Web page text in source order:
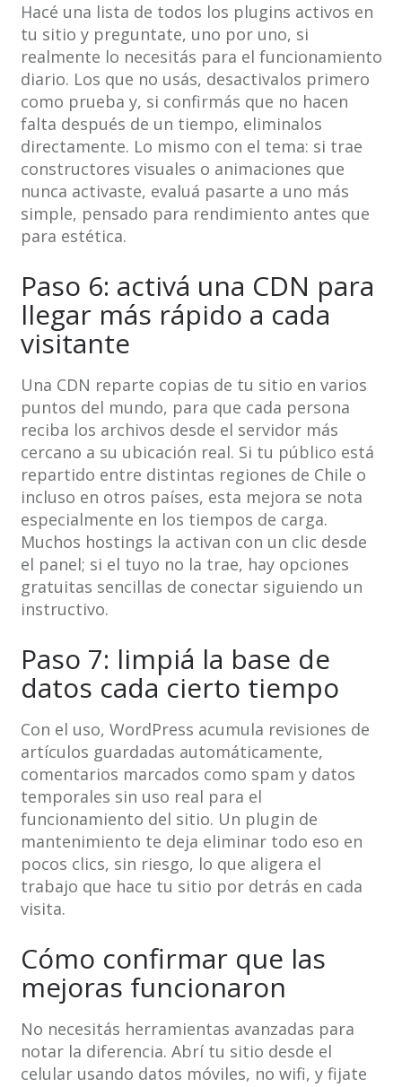
Hacé una lista de todos los plugins activos en
tu sitio y preguntate, uno por uno, si
realmente lo necesitás para el funcionamiento
diario. Los que no usás, desactivalos primero
como prueba y, si confirmás que no hacen
falta después de un tiempo, eliminalos
directamente. Lo mismo con el tema: si trae
constructores visuales o animaciones que
nunca activaste, evaluá pasarte a uno más
simple, pensado para rendimiento antes que
para estética.
Paso 6: activá una CDN para
llegar más rápido a cada
visitante
Una CDN reparte copias de tu sitio en varios
puntos del mundo, para que cada persona
reciba los archivos desde el servidor más
cercano a su ubicación real. Si tu público está
repartido entre distintas regiones de Chile o
incluso en otros países, esta mejora se nota
especialmente en los tiempos de carga.
Muchos hostings la activan con un clic desde
el panel; si el tuyo no la trae, hay opciones
gratuitas sencillas de conectar siguiendo un
instructivo.
Paso 7: limpiá la base de
datos cada cierto tiempo
Con el uso, WordPress acumula revisiones de
artículos guardadas automáticamente,
comentarios marcados como spam y datos
temporales sin uso real para el
funcionamiento del sitio. Un plugin de
mantenimiento te deja eliminar todo eso en
pocos clics, sin riesgo, lo que aligera el
trabajo que hace tu sitio por detrás en cada
visita.
Cómo confirmar que las
mejoras funcionaron
No necesitás herramientas avanzadas para
notar la diferencia. Abrí tu sitio desde el
celular usando datos móviles, no wifi, y fijate